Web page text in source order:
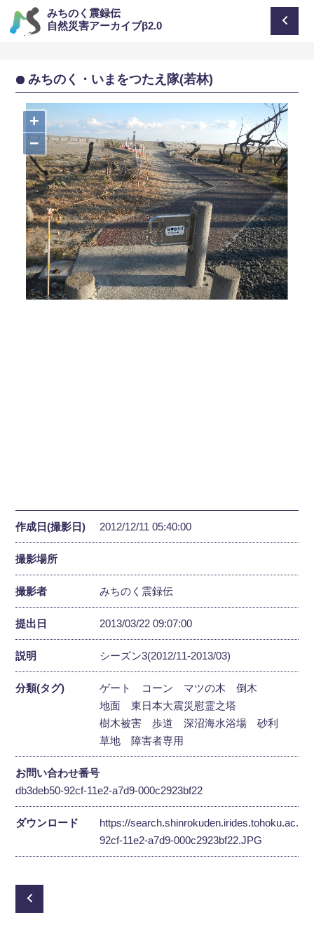
みちのく震録伝
自然災害アーカイブβ2.0
みちのく・いまをつたえ隊(若林)
+
−
作成日(撮影日) 2012/12/11 05:40:00
撮影場所
撮影者 みちのく震録伝
提出日 2013/03/22 09:07:00
説明 シーズン3(2012/11-2013/03)
分類(タグ) ゲート コーン マツの木
倒木
地面
東日本大震災慰霊之塔
樹木被害
歩道 深沼海水浴場
砂利
草地
障害者専用
お問い合わせ番号
db3deb50-92cf-11e2-a7d9-000c2923bf22
ダウンロード
https://
92cf-11e2-a7d9-000c2923bf22.JPG